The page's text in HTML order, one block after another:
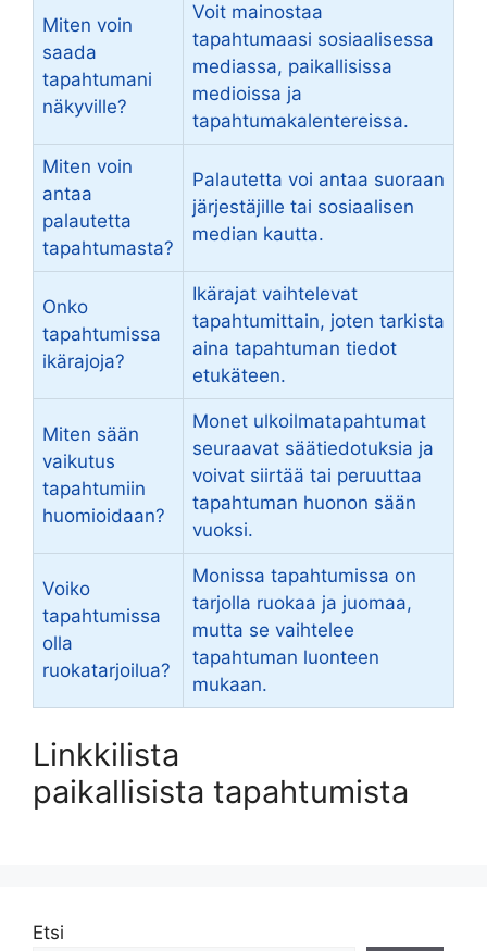
Miten voin
saada
tapahtumani
näkyville?
Voit mainostaa
tapahtumaasi sosiaalisessa
mediassa, paikallisissa
medioissa ja
tapahtumakalentereissa.
Miten voin
antaa
palautetta
tapahtumasta?
Palautetta voi antaa suoraan
järjestäjille tai sosiaalisen
median kautta.
Onko
tapahtumissa
ikärajoja?
Ikärajat vaihtelevat
tapahtumittain, joten tarkista
aina tapahtuman tiedot
etukäteen.
Miten sään
vaikutus
tapahtumiin
huomioidaan?
Monet ulkoilmatapahtumat
seuraavat säätiedotuksia ja
voivat siirtää tai peruuttaa
tapahtuman huonon sään
vuoksi.
Voiko
tapahtumissa
olla
ruokatarjoilua?
Monissa tapahtumissa on
tarjolla ruokaa ja juomaa,
mutta se vaihtelee
tapahtuman luonteen
mukaan.
Linkkilista
paikallisista tapahtumista
Etsi